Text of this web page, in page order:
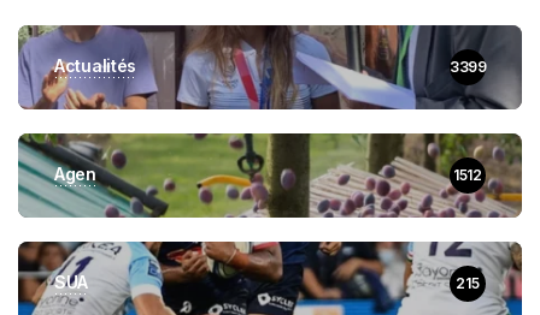
Actualités 3399
Agen 1512
SUA 215